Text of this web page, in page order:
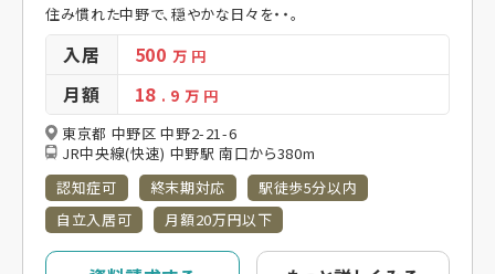
住み慣れた中野で、穏やかな日々を・・。
入居 500 万 円
月額 18 . 9 万 円
東京都 中野区 中野2-21-6
JR中央線(快速) 中野駅 南口から380m
認知症可
終末期対応
駅徒歩5分以内
自立入居可
月額20万円以下